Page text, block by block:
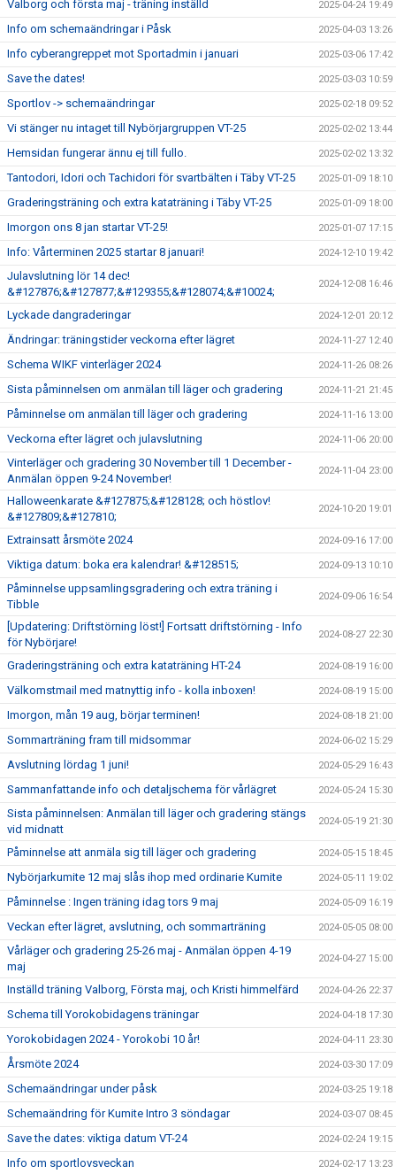
Valborg och första maj - träning inställd 2025-04-24 19:49
Info om schemaändringar i Påsk 2025-04-03 13:26
Info cyberangreppet mot Sportadmin i januari 2025-03-06 17:42
Save the dates! 2025-03-03 10:59
Sportlov -> schemaändringar 2025-02-18 09:52
Vi stänger nu intaget till Nybörjargruppen VT-25 2025-02-02 13:44
Hemsidan fungerar ännu ej till fullo. 2025-02-02 13:32
Tantodori, Idori och Tachidori för svartbälten i Täby VT-25 2025-01-09 18:10
Graderingsträning och extra kataträning i Täby VT-25 2025-01-09 18:00
Imorgon ons 8 jan startar VT-25! 2025-01-07 17:15
Info: Vårterminen 2025 startar 8 januari! 2024-12-10 19:42
Julavslutning lör 14 dec!
&#127876;&#127877;&#129355;&#128074;&#10024;
2024-12-08 16:46
Lyckade dangraderingar 2024-12-01 20:12
Ändringar: träningstider veckorna efter lägret 2024-11-27 12:40
Schema WIKF vinterläger 2024 2024-11-26 08:26
Sista påminnelsen om anmälan till läger och gradering 2024-11-21 21:45
Påminnelse om anmälan till läger och gradering 2024-11-16 13:00
Veckorna efter lägret och julavslutning 2024-11-06 20:00
Vinterläger och gradering 30 November till 1 December -
Anmälan öppen 9-24 November!
2024-11-04 23:00
Halloweenkarate &#127875;&#128128; och höstlov!
&#127809;&#127810;
2024-10-20 19:01
Extrainsatt årsmöte 2024 2024-09-16 17:00
Viktiga datum: boka era kalendrar! &#128515; 2024-09-13 10:10
Påminnelse uppsamlingsgradering och extra träning i
Tibble
2024-09-06 16:54
[Updatering: Driftstörning löst!] Fortsatt driftstörning - Info
för Nybörjare!
2024-08-27 22:30
Graderingsträning och extra kataträning HT-24 2024-08-19 16:00
Välkomstmail med matnyttig info - kolla inboxen! 2024-08-19 15:00
Imorgon, mån 19 aug, börjar terminen! 2024-08-18 21:00
Sommarträning fram till midsommar 2024-06-02 15:29
Avslutning lördag 1 juni! 2024-05-29 16:43
Sammanfattande info och detaljschema för vårlägret 2024-05-24 15:30
Sista påminnelsen: Anmälan till läger och gradering stängs
vid midnatt
2024-05-19 21:30
Påminnelse att anmäla sig till läger och gradering 2024-05-15 18:45
Nybörjarkumite 12 maj slås ihop med ordinarie Kumite 2024-05-11 19:02
Påminnelse : Ingen träning idag tors 9 maj 2024-05-09 16:19
Veckan efter lägret, avslutning, och sommarträning 2024-05-05 08:00
Vårläger och gradering 25-26 maj - Anmälan öppen 4-19
maj
2024-04-27 15:00
Inställd träning Valborg, Första maj, och Kristi himmelfärd 2024-04-26 22:37
Schema till Yorokobidagens träningar 2024-04-18 17:30
Yorokobidagen 2024 - Yorokobi 10 år! 2024-04-11 23:30
Årsmöte 2024 2024-03-30 17:09
Schemaändringar under påsk 2024-03-25 19:18
Schemaändring för Kumite Intro 3 söndagar 2024-03-07 08:45
Save the dates: viktiga datum VT-24 2024-02-24 19:15
Info om sportlovsveckan 2024-02-17 13:23